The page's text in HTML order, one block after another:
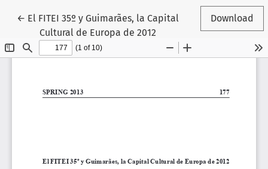
← Return to Article Details
El FITEI 35º y Guimarães, la Capital
Cultural de Europa de 2012
Download